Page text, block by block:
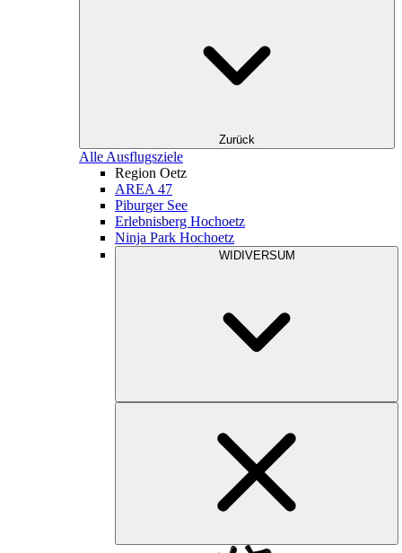
Zurück
Alle Ausflugsziele
Region Oetz
AREA 47
Piburger See
Erlebnisberg Hochoetz
Ninja Park Hochoetz
WIDIVERSUM